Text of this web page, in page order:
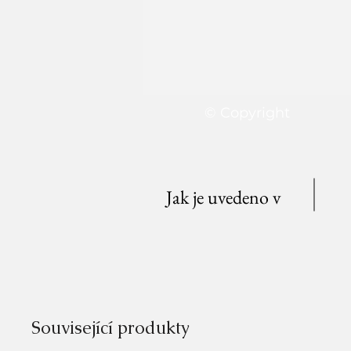
Jak je uvedeno v
Související produkty